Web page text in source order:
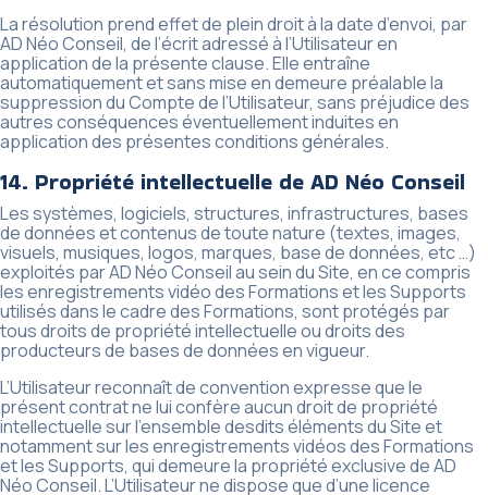
La résolution prend effet de plein droit à la date d’envoi, par
AD Néo Conseil, de l’écrit adressé à l’Utilisateur en
application de la présente clause. Elle entraîne
automatiquement et sans mise en demeure préalable la
suppression du Compte de l’Utilisateur, sans préjudice des
autres conséquences éventuellement induites en
application des présentes conditions générales.
14. Propriété intellectuelle de AD Néo Conseil
Les systèmes, logiciels, structures, infrastructures, bases
de données et contenus de toute nature (textes, images,
visuels, musiques, logos, marques, base de données, etc …)
exploités par AD Néo Conseil au sein du Site, en ce compris
les enregistrements vidéo des Formations et les Supports
utilisés dans le cadre des Formations, sont protégés par
tous droits de propriété intellectuelle ou droits des
producteurs de bases de données en vigueur.
L’Utilisateur reconnaît de convention expresse que le
présent contrat ne lui confère aucun droit de propriété
intellectuelle sur l’ensemble desdits éléments du Site et
notamment sur les enregistrements vidéos des Formations
et les Supports, qui demeure la propriété exclusive de AD
Néo Conseil. L’Utilisateur ne dispose que d’une licence